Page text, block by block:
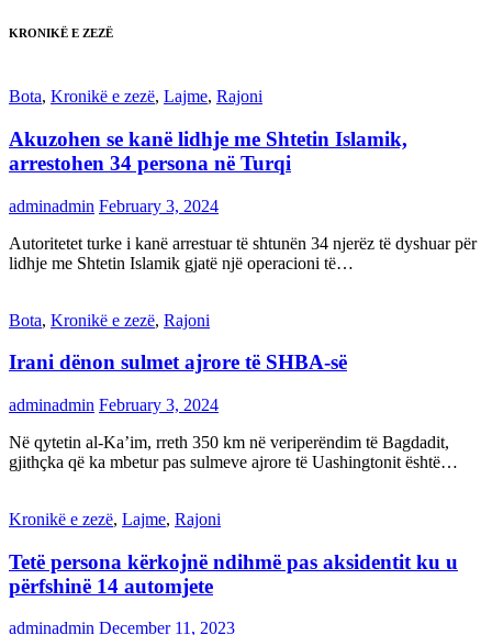
KRONIKË E ZEZË
Bota, Kronikë e zezë, Lajme, Rajoni
Akuzohen se kanë lidhje me Shtetin Islamik,
arrestohen 34 persona në Turqi
adminadmin February 3, 2024
Autoritetet turke i kanë arrestuar të shtunën 34 njerëz të dyshuar për
lidhje me Shtetin Islamik gjatë një operacioni të…
Bota, Kronikë e zezë, Rajoni
Irani dënon sulmet ajrore të SHBA-së
adminadmin February 3, 2024
Në qytetin al-Ka’im, rreth 350 km në veriperëndim të Bagdadit,
gjithçka që ka mbetur pas sulmeve ajrore të Uashingtonit është…
Kronikë e zezë, Lajme, Rajoni
Tetë persona kërkojnë ndihmë pas aksidentit ku u
përfshinë 14 automjete
adminadmin December 11, 2023